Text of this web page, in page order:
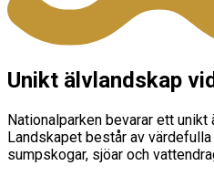
Unikt älvlandskap
Nationalparken bevarar ett
Landskapet består av värdefulla
sumpskogar, sjöar och